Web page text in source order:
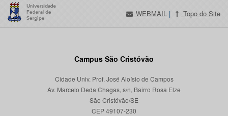
WEBMAIL | Topo do Site
Campus São Cristóvão
Cidade Univ. Prof. José Aloísio de Campos
Av. Marcelo Deda Chagas, s/n, Bairro Rosa Elze
São Cristóvão/SE
CEP 49107-230